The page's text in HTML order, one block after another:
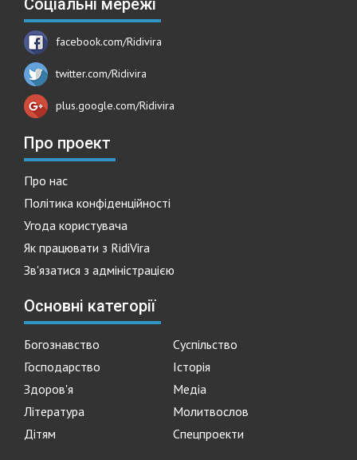
Соціальні мережі
facebook.com/Ridivira
twitter.com/Ridivira
plus.google.com/Ridivira
Про проект
Про нас
Політика конфіденційності
Угода користувача
Як працювати з RidiVira
Зв'язатися з адміністрацією
Основні категорії
Богознавство
Суспільство
Господарство
Історія
Здоров'я
Медіа
Література
Молитвослов
Дітям
Спецпроекти